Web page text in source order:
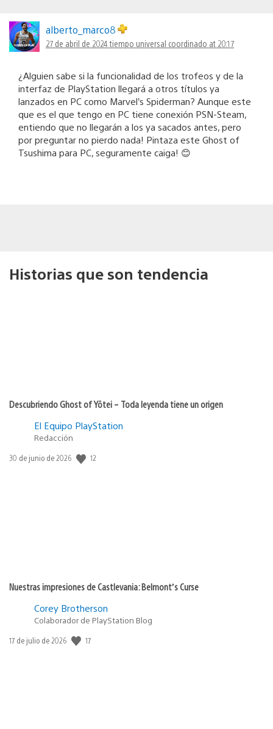
alberto_marco8
27 de abril de 2024 tiempo universal coordinado at 20:17
¿Alguien sabe si la funcionalidad de los trofeos y de la
interfaz de PlayStation llegará a otros títulos ya
lanzados en PC como Marvel’s Spiderman? Aunque este
que es el que tengo en PC tiene conexión PSN-Steam,
entiendo que no llegarán a los ya sacados antes, pero
por preguntar no pierdo nada! Pintaza este Ghost of
Tsushima para PC, seguramente caiga! 😊
Historias que son tendencia
Descubriendo Ghost of Yōtei – Toda leyenda tiene un origen
El Equipo PlayStation
Redacción
Fecha
30 de junio de 2026 12
Nuestras impresiones de Castlevania: Belmont’s Curse
Corey Brotherson
Colaborador de PlayStation Blog
Fecha
17 de julio de 2026 17